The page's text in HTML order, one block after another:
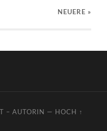
NEUERE »
– AUTORIN — HOCH ↑